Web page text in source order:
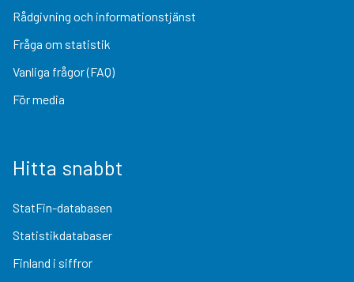
Rådgivning och informationstjänst
Fråga om statistik
Vanliga frågor (FAQ)
För media
Hitta snabbt
StatFin-databasen
Statistikdatabaser
Finland i siffror